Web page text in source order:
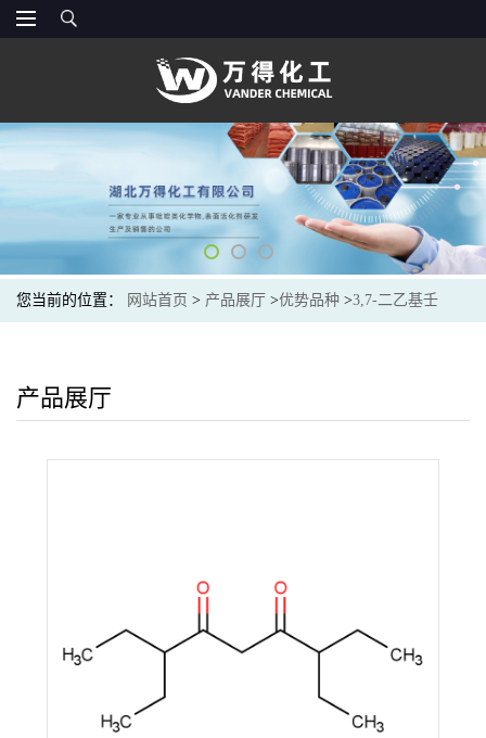
您当前的位置： 网站首页 > 产品展厅 >优势品种 >3,7-二乙基壬
产品展厅